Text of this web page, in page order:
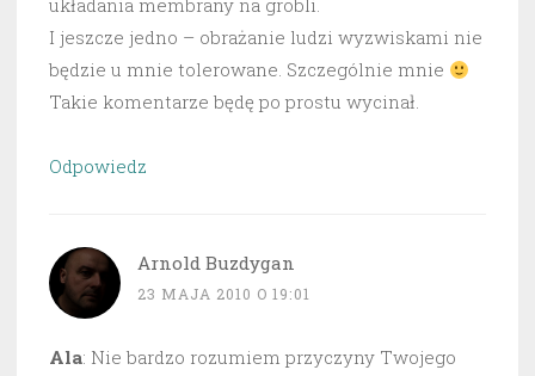
układania membrany na grobli.
I jeszcze jedno – obrażanie ludzi wyzwiskami nie
będzie u mnie tolerowane. Szczególnie mnie
Takie komentarze będę po prostu wycinał.
Odpowiedz
Arnold Buzdygan
23 MAJA 2010 O 19:01
Ala: Nie bardzo rozumiem przyczyny Twojego